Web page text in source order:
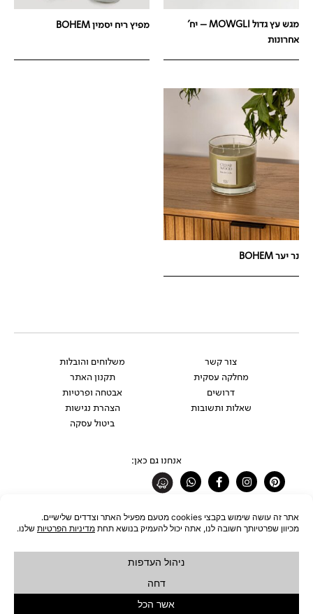
מגש עץ גדול MOWGLI – יח'
אחרונות
מפיץ ריח יסמין BOHEM
נר יער BOHEM
צור קשר
מחלקה עסקית
דרושים
שאלות ותשובות
משלוחים והובלות
תקנון האתר
אבטחה ופרטיות
הצהרת נגישות
ביטול עסקה
אנחנו גם כאן:
Pinterest
Instagram
Facebook-
f
Whatsapp
רוצים להתעדכן לפני כולם?